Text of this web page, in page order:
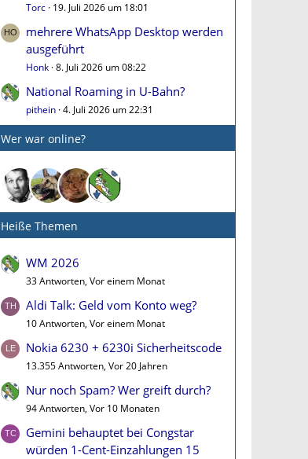
Torc 19. Juli 2026 um 18:01
mehrere WhatsApp Desktop werden
ausgeführt
Honk 8. Juli 2026 um 08:22
National Roaming in U-Bahn?
pithein 4. Juli 2026 um 22:31
Wer war online?
Heiße Themen
WM 2026
33 Antworten, Vor einem Monat
Aldi Talk: Geld vom Konto weg?
10 Antworten, Vor einem Monat
Nokia 6230 + 6230i Sicherheitscode
13.355 Antworten, Vor 20 Jahren
Nur noch Spam? Wer greift durch?
94 Antworten, Vor 10 Monaten
Gemini behauptet bei Congstar
würden 1-Cent-Einzahlungen 15